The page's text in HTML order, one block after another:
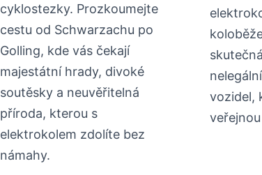
cyklostezky. Prozkoumejte
cestu od Schwarzachu po
Golling, kde vás čekají
majestátní hrady, divoké
soutěsky a neuvěřitelná
příroda, kterou s
elektrokolem zdolíte bez
námahy.
vozidel,